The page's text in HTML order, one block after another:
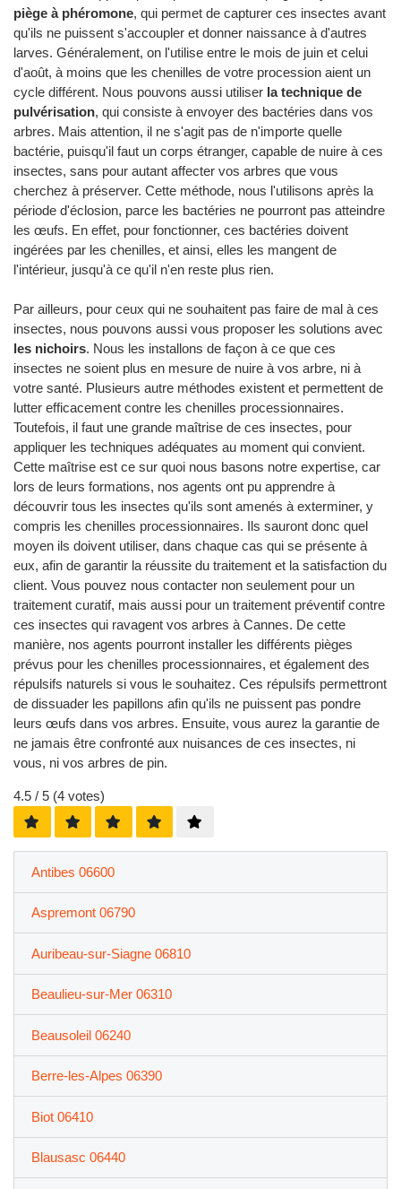
piège à phéromone, qui permet de capturer ces insectes avant
qu'ils ne puissent s'accoupler et donner naissance à d'autres
larves. Généralement, on l'utilise entre le mois de juin et celui
d'août, à moins que les chenilles de votre procession aient un
cycle différent. Nous pouvons aussi utiliser la technique de
pulvérisation, qui consiste à envoyer des bactéries dans vos
arbres. Mais attention, il ne s'agit pas de n'importe quelle
bactérie, puisqu'il faut un corps étranger, capable de nuire à ces
insectes, sans pour autant affecter vos arbres que vous
cherchez à préserver. Cette méthode, nous l'utilisons après la
période d'éclosion, parce les bactéries ne pourront pas atteindre
les œufs. En effet, pour fonctionner, ces bactéries doivent
ingérées par les chenilles, et ainsi, elles les mangent de
l'intérieur, jusqu'à ce qu'il n'en reste plus rien.
Par ailleurs, pour ceux qui ne souhaitent pas faire de mal à ces
insectes, nous pouvons aussi vous proposer les solutions avec
les nichoirs. Nous les installons de façon à ce que ces
insectes ne soient plus en mesure de nuire à vos arbre, ni à
votre santé. Plusieurs autre méthodes existent et permettent de
lutter efficacement contre les chenilles processionnaires.
Toutefois, il faut une grande maîtrise de ces insectes, pour
appliquer les techniques adéquates au moment qui convient.
Cette maîtrise est ce sur quoi nous basons notre expertise, car
lors de leurs formations, nos agents ont pu apprendre à
découvrir tous les insectes qu'ils sont amenés à exterminer, y
compris les chenilles processionnaires. Ils sauront donc quel
moyen ils doivent utiliser, dans chaque cas qui se présente à
eux, afin de garantir la réussite du traitement et la satisfaction du
client. Vous pouvez nous contacter non seulement pour un
traitement curatif, mais aussi pour un traitement préventif contre
ces insectes qui ravagent vos arbres à Cannes. De cette
manière, nos agents pourront installer les différents pièges
prévus pour les chenilles processionnaires, et également des
répulsifs naturels si vous le souhaitez. Ces répulsifs permettront
de dissuader les papillons afin qu'ils ne puissent pas pondre
leurs œufs dans vos arbres. Ensuite, vous aurez la garantie de
ne jamais être confronté aux nuisances de ces insectes, ni
vous, ni vos arbres de pin.
4.5 / 5 (4 votes)
Antibes 06600
Aspremont 06790
Auribeau-sur-Siagne 06810
Beaulieu-sur-Mer 06310
Beausoleil 06240
Berre-les-Alpes 06390
Biot 06410
Blausasc 06440